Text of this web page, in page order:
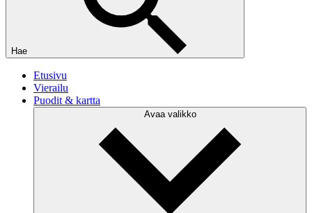
Hae
Etusivu
Vierailu
Puodit & kartta
Avaa valikko